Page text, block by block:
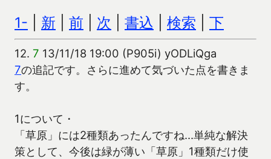
1- 新 前 次 書込 検索 下
12. 7 13/11/18 19:00 (P905i) yODLiQga
7の追記です。さらに進めて気づいた点を書きま
す。
1について・
「草原」には2種類あったんですね…単純な解決
策として、今後は緑が薄い「草原」1種類だけ使